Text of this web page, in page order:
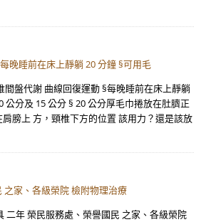
晚睡前在床上靜躺 20 分鐘 §可用毛
盤代謝 曲線回復運動 §每晚睡前在床上靜躺
公分及 15 公分 § 20 公分厚毛巾捲放在肚臍正
膀上 方，頸椎下方的位置 該用力？還是該放
家、各級榮院 檢附物理治療
二年 榮民服務處、榮譽國民 之家、各級榮院